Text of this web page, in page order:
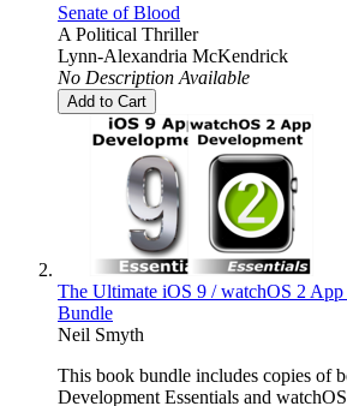
Senate of Blood
A Political Thriller
Lynn-Alexandria McKendrick
No Description Available
Add to Cart
The Ultimate iOS 9 / watchOS 2
Bundle
Neil Smyth
This book bundle includes copies of
Development Essentials and